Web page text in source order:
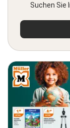
Suchen Sie